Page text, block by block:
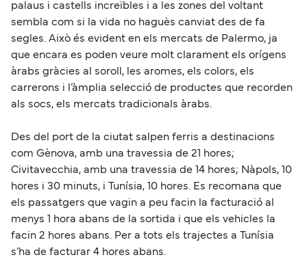
palaus i castells increïbles i a les zones del voltant
sembla com si la vida no haguès canviat des de fa
segles. Això és evident en els mercats de Palermo, ja
que encara es poden veure molt clarament els orígens
àrabs gràcies al soroll, les aromes, els colors, els
carrerons i l’àmplia selecció de productes que recorden
als socs, els mercats tradicionals àrabs.
Des del port de la ciutat salpen ferris a destinacions
com Gènova, amb una travessia de 21 hores;
Civitavecchia, amb una travessia de 14 hores; Nàpols, 10
hores i 30 minuts, i Tunísia, 10 hores. Es recomana que
els passatgers que vagin a peu facin la facturació al
menys 1 hora abans de la sortida i que els vehicles la
facin 2 hores abans. Per a tots els trajectes a Tunísia
s’ha de facturar 4 hores abans.